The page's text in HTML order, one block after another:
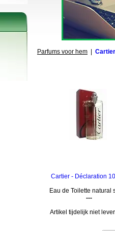
Parfums voor hem Cartier
Cartier - Déclaration
Eau de Toilette natural
---
Artikel tijdelijk niet